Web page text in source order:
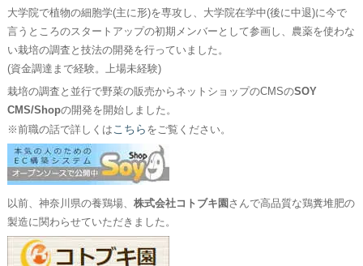
大学院で植物の細胞学(主に形)を専攻し、大学院在学中(後に中退)に今で
言うところのスタートアップの初期メンバーとして参画し、農薬を使わな
い栽培の調査と技法の開発を行っていました。
(資金調達まで経験。上場未経験)
栽培の調査と並行で野菜の販売からネットショップのCMSのSOY
CMS/Shopの開発を開始しました。
※前職の話で詳しくはこちら をご覧ください。
以前、神奈川県の養鶏場、 株式会社コトブキ園 さんで高品質な鶏糞堆肥の
製造に関わらせていただきました。